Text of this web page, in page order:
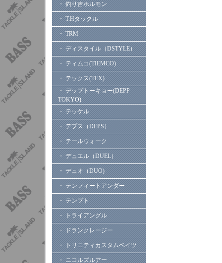
・ 釣り吉ホルモン
・ T.Hタックル
・ TRM
・ ディスタイル（DSTYLE）
・ ティムコ(TIEMCO)
・ テックス(TEX)
・ デップトーキョー(DEPP
TOKYO)
・ テッケル
・ デプス（DEPS）
・ テールウォーク
・ デュエル（DUEL）
・ デュオ（DUO)
・ テンフィートアンダー
・ テンプト
・ トライアングル
・ ドランクレージー
・ トリニティカスタムベイツ
・ ニコルズルアー